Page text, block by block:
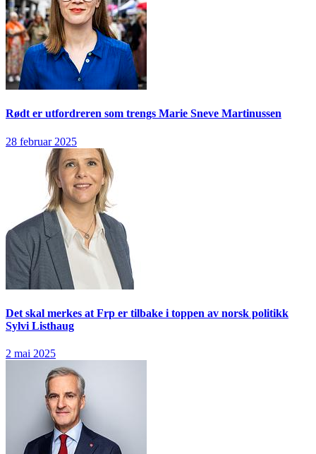
Rødt er utfordreren som trengs Marie Sneve Martinussen
28 februar 2025
Det skal merkes at Frp er tilbake i toppen av norsk politikk
Sylvi Listhaug
2 mai 2025